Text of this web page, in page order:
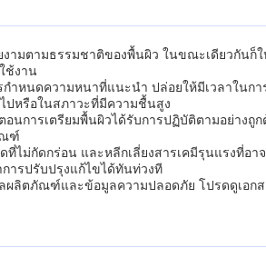
งามตามธรรมชาติของพื้นผิว ในขณะเดียวกัน
ช้งาน
หนดความหนาที่แนะนำ ปล่อยให้มีเวลาในก
ปหรือในสภาวะที่มีความชื้นสูง
การเตรียมพื้นผิวได้รับการปฏิบัติตามอย่างถูก
ณฑ์
ไม่กัดกร่อน และหลีกเลี่ยงสารเคมีรุนแรงที่อา
ารปรับปรุงแก้ไขได้ทันท่วงที
ผลิตภัณฑ์และข้อมูลความปลอดภัย โปรดดูเอก